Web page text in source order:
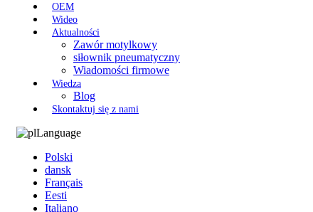
OEM
Wideo
Aktualności
Zawór motylkowy
siłownik pneumatyczny
Wiadomości firmowe
Wiedza
Blog
Skontaktuj się z nami
Language
Polski
dansk
Français
Eesti
Italiano